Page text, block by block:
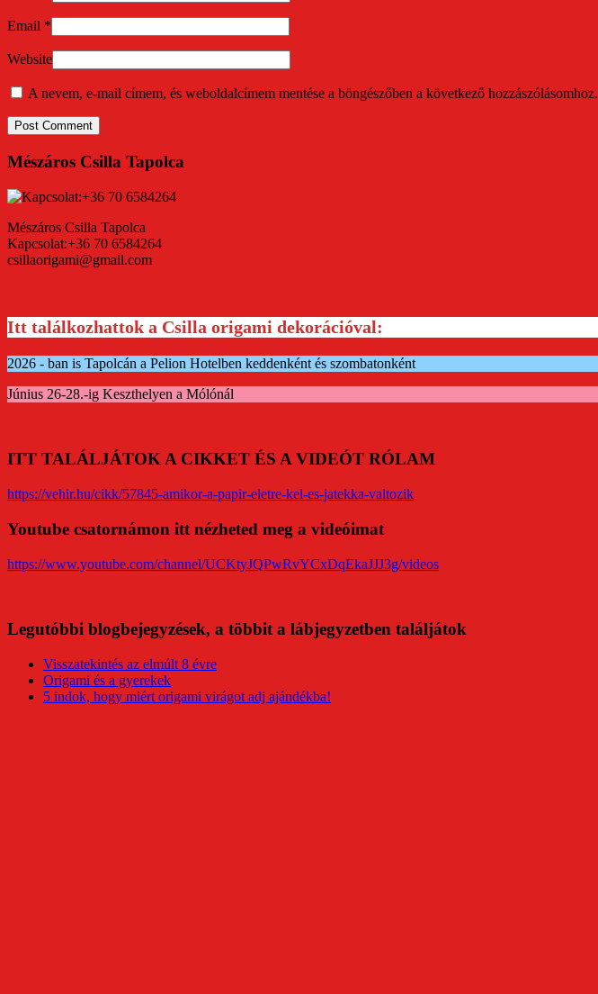
Email *
Website
A nevem, e-mail címem, és weboldalcímem mentése a böngészőben a következő hozzászólásomhoz.
Mészáros Csilla Tapolca
Mészáros Csilla Tapolca
Kapcsolat:+36 70 6584264
csillaorigami@gmail.com
Itt találkozhattok a Csilla origami dekorációval:
2026 - ban is Tapolcán a Pelion Hotelben keddenként és szombatonként
Június 26-28.-ig Keszthelyen a Mólónál
ITT TALÁLJÁTOK A CIKKET ÉS A VIDEÓT RÓLAM
https://vehir.hu/cikk/57845-amikor-a-papir-eletre-kel-es-jatekka-valtozik
Youtube csatornámon itt nézheted meg a videóimat
https://www.youtube.com/channel/UCKtyJQPwRvYCxDqEkaJJJ3g/videos
Legutóbbi blogbejegyzések, a többit a lábjegyzetben találjátok
Visszatekintés az elmúlt 8 évre
Origami és a gyerekek
5 indok, hogy miért origami virágot adj ajándékba!